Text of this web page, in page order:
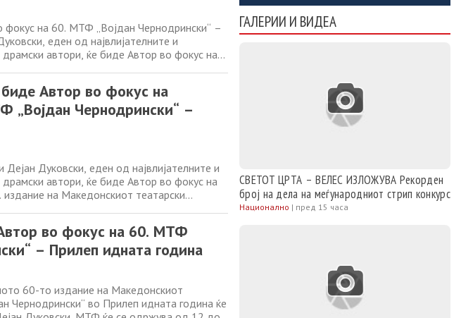
фокус на 60. МТФ „Војдан Чернодрински“ –
еден од највлијателните и
драмски автори, ќе биде Автор во фокус на
Автор во фокус на
„Војдан Чернодрински“ –
Дуковски, еден од највлијателните и
драмски автори, ќе биде Автор во фокус на
издание на Македонскиот театарски
во фокус на 60. МТФ
– Прилеп идната година
60-то издание на Македонскиот
Чернодрински“ во Прилеп идната година ќе
ГАЛЕРИИ И ВИДЕА
СВЕТОТ ЦРТА – ВЕЛЕС ИЗЛОЖУВА Рекорден
број на дела на меѓународниот стрип конкурс
Национално | пред 15 часа